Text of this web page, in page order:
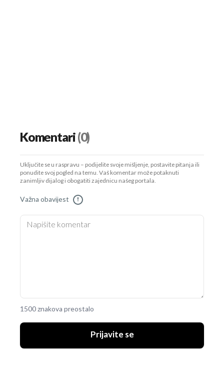
Komentari(0)
Uključite se u raspravu – podijelite svoje mišljenje, postavite pitanja ili
ponudite svoj pogled na temu. Vaš komentar može potaknuti
zanimljiv dijalog i obogatiti zajednicu našeg portala.
Važna obavijest !
1500 znakova preostalo
Prijavite se